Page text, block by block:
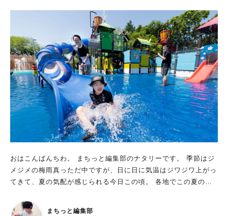
おはこんばんちわ。 まちっと編集部のナタリーです。 季節はジ
メジメの梅雨真っただ中ですが、日に日に気温はジワジワ上がっ
てきて、夏の気配が感じられる今日この頃。 各地でこの夏の水
まちっと編集部